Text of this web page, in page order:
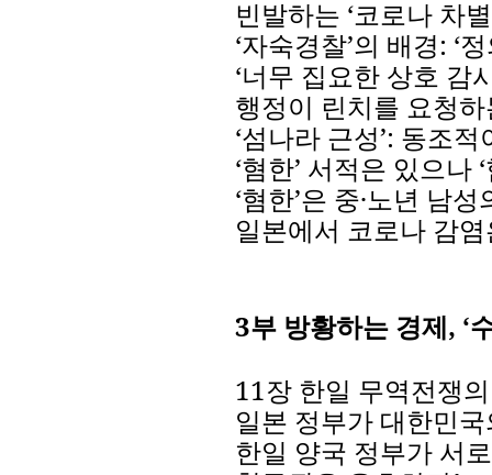
빈발하는 ‘코로나 차별
‘자숙경찰’의 배경: ‘
‘너무 집요한 상호 감
행정이 린치를 요청
‘섬나라 근성’: 동조적
‘혐한’ 서적은 있으나 ‘
‘혐한’은 중·노년 남성
일본에서 코로나 감
3부 방황하는 경제, ‘
11장 한일 무역전쟁의
일본 정부가 대한민국
한일 양국 정부가 서로